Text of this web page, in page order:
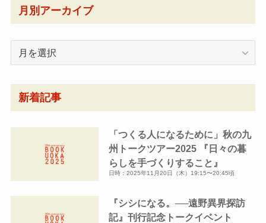
月別アーカイブ
ー
カ
新着記事
「つくる人になるために」秋の九
州トークツアー2025 『日々の暮
らしを手づくりすること』
日時：2025年11月20日（木）19:15〜20:45頃
『シシになる。──遠野異界探訪
記』刊行記念トークイベント